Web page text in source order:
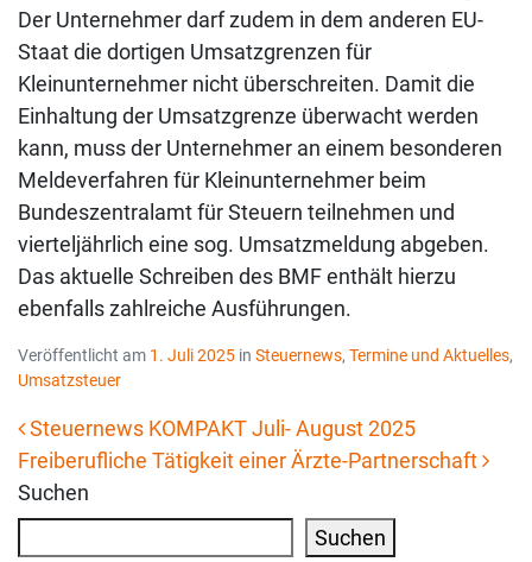
Der Unternehmer darf zudem in dem anderen EU-
Staat die dortigen Umsatzgrenzen für
Kleinunternehmer nicht überschreiten. Damit die
Einhaltung der Umsatzgrenze überwacht werden
kann, muss der Unternehmer an einem besonderen
Meldeverfahren für Kleinunternehmer beim
Bundeszentralamt für Steuern teilnehmen und
vierteljährlich eine sog. Umsatzmeldung abgeben.
Das aktuelle Schreiben des BMF enthält hierzu
ebenfalls zahlreiche Ausführungen.
Veröffentlicht am 1. Juli 2025 in Steuernews, Termine und Aktuelles,
Umsatzsteuer
Beitrags-Navigation
Steuernews KOMPAKT Juli- August 2025
Freiberufliche Tätigkeit einer Ärzte-Partnerschaft
Suchen
Suchen